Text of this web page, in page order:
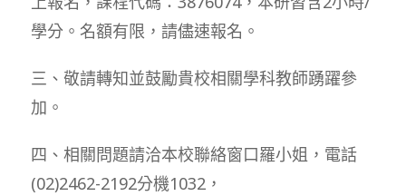
學分。名額有限，請儘速報名。
三、敬請轉知並鼓勵貴校相關學科教師踴躍參
加。
四、相關問題請洽本校聯絡窗口羅小姐，電話
(02)2462-2192分機1032，